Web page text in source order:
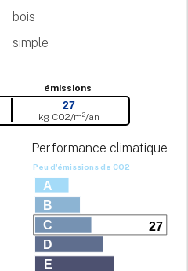
bois
simple
émissions
27
kg CO2/m²/an
Performance climatique
Peu d'émissions de CO2
A
B
27
C
D
E